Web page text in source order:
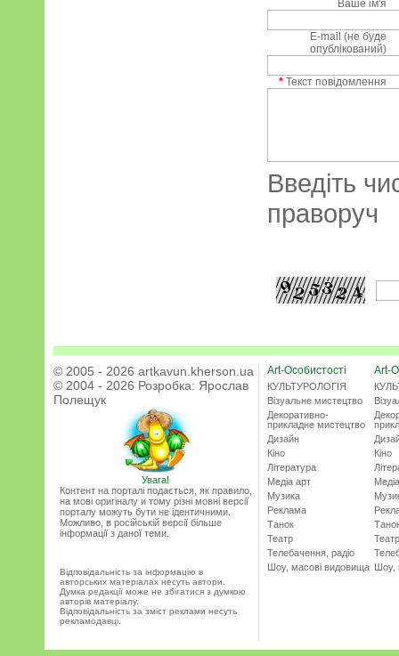
Ваше ім'я
E-mail (не буде
опублікований)
* Текст повідомлення
Введіть
праворуч
© 2005 - 2026 artkavun.kherson.ua
© 2004 - 2026 Розробка: Ярослав
Полещук
Увага!
Контент на порталі подається, як правило,
на мові оригіналу и тому різні мовні версії
порталу можуть бути не ідентичними.
Можливо, в російській версії більше
інформації з даної теми.
Відповідальність за інформацію в
авторських матеріалах несуть автори.
Думка редакції може не збігатися з думкою
авторів матеріалу.
Відповідальність за зміст реклами несуть
рекламодавці.
Art-Особистості
КУЛЬТУРОЛОГІЯ
Візуальне мистецтво
Декоративно-
прикладне мистецтво
Дизайн
Кіно
Література
Медіа арт
Музика
Реклама
Танок
Театр
Телебачення, радіо
Шоу, масові видовища
Art-
Кіно
Театр
Шоу,